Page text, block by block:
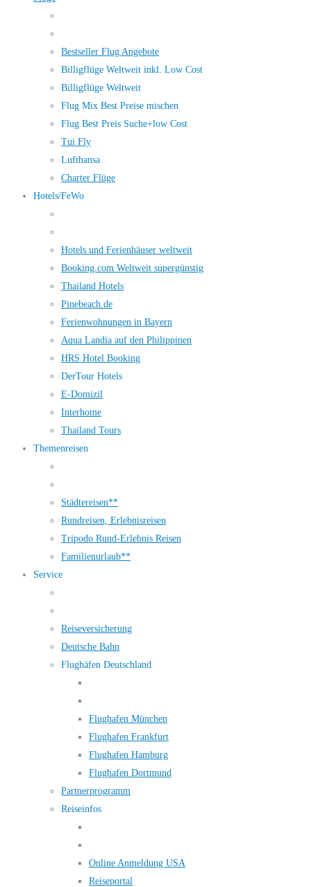
Bestseller Flug Angebote
Billigflüge Weltweit inkl. Low Cost
Billigflüge Weltweit
Flug Mix Best Preise mischen
Flug Best Preis Suche+low Cost
Tui Fly
Lufthansa
Charter Flüge
Hotels/FeWo
Hotels und Ferienhäuser weltweit
Booking.com Weltweit supergünstig
Thailand Hotels
Pinebeach.de
Ferienwohnungen in Bayern
Aqua Landia auf den Philippinen
HRS Hotel Booking
DerTour Hotels
E-Domizil
Interhome
Thailand Tours
Themenreisen
Städtereisen**
Rundreisen, Erlebnisreisen
Tripodo Rund-Erlebnis Reisen
Familienurlaub**
Service
Reiseversicherung
Deutsche Bahn
Flughäfen Deutschland
Flughafen München
Flughafen Frankfurt
Flughafen Hamburg
Flughafen Dortmund
Partnerprogramm
Reiseinfos
Online Anmeldung USA
Reiseportal